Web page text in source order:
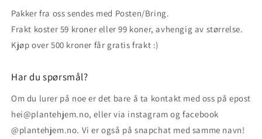
Pakker fra oss sendes med Posten/Bring.
Frakt koster 59 kroner eller 99 koner, avhengig av størrelse.
Kjøp over 500 kroner får gratis frakt :)
Har du spørsmål?
Om du lurer på noe er det bare å ta kontakt med oss på epost
hei@plantehjem.no, eller via instagram og facebook
@plantehjem.no. Vi er også på snapchat med samme navn!